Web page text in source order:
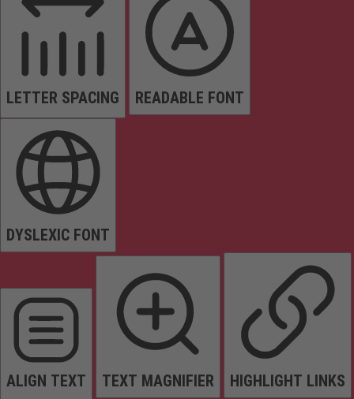
LETTER SPACING READABLE FONT
DYSLEXIC FONT
ALIGN TEXT TEXT MAGNIFIER HIGHLIGHT LINKS